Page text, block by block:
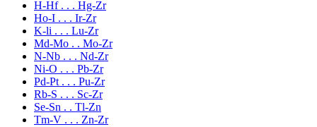
H-Hf . . . Hg-Zr
Ho-I . . . Ir-Zr
K-li . . . Lu-Zr
Md-Mo . . Mo-Zr
N-Nb . . . Nd-Zr
Ni-O . . . Pb-Zr
Pd-Pt . . . Pu-Zr
Rb-S . . . Sc-Zr
Se-Sn . . Tl-Zn
Tm-V . . . Zn-Zr